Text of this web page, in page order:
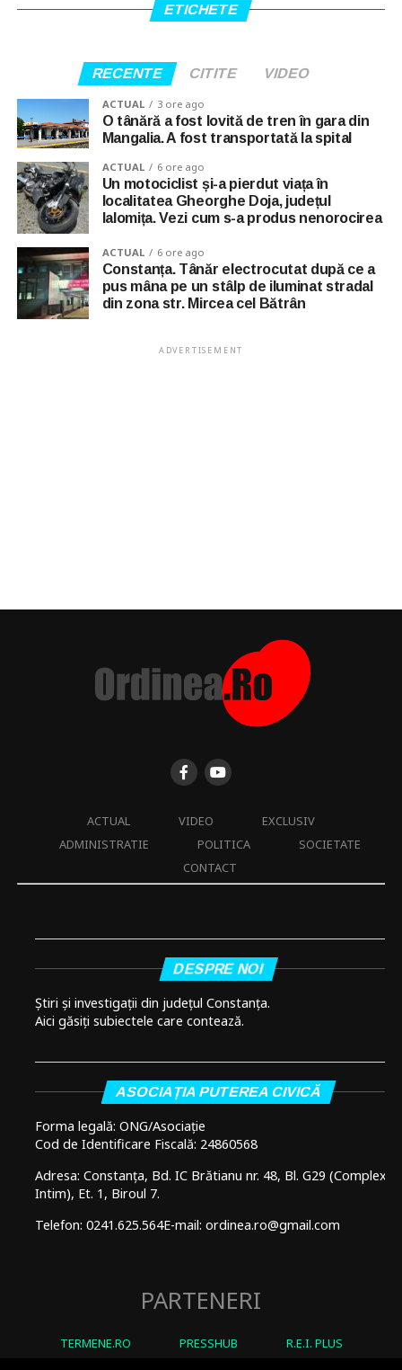
ETICHETE
RECENTE CITITE VIDEO
ACTUAL 3 ore ago
O tânără a fost lovită de tren în gara din
Mangalia. A fost transportată la spital
ACTUAL 6 ore ago
Un motociclist și-a pierdut viața în
localitatea Gheorghe Doja, județul
Ialomița. Vezi cum s-a produs nenorocirea
ACTUAL 6 ore ago
Constanța. Tânăr electrocutat după ce a
pus mâna pe un stâlp de iluminat stradal
din zona str. Mircea cel Bătrân
ADVERTISEMENT
ACTUAL VIDEO
EXCLUSIV
ADMINISTRATIE
POLITICA
SOCIETATE
CONTACT
DESPRE NOI
Știri și investigații din județul Constanța.
Aici găsiți subiectele care contează.
ASOCIAȚIA PUTEREA CIVICĂ
Forma legală: ONG/Asociație
Cod de Identificare Fiscală: 24860568
Adresa: Constanța, Bd. IC Brătianu nr. 48, Bl. G29 (Complex
Intim), Et. 1, Biroul 7.
Telefon: 0241.625.564E-mail: ordinea.ro@gmail.com
PARTENERI
TERMENE.RO PRESSHUB R.E.I. PLUS